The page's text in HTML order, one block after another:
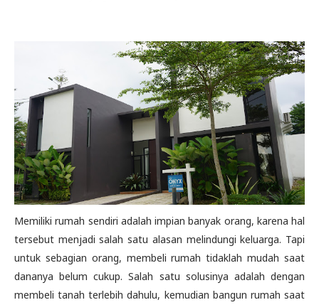
Memiliki rumah sendiri adalah impian banyak orang, karena hal
tersebut menjadi salah satu alasan melindungi keluarga. Tapi
untuk sebagian orang, membeli rumah tidaklah mudah saat
dananya belum cukup. Salah satu solusinya adalah dengan
membeli tanah terlebih dahulu, kemudian bangun rumah saat